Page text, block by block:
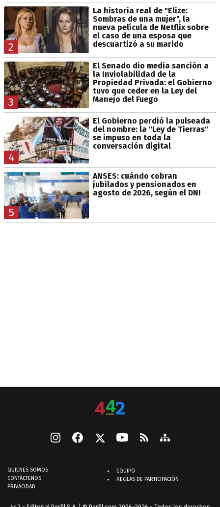
2
La historia real de "Elize:
Sombras de una mujer", la
nueva película de Netflix sobre
el caso de una esposa que
descuartizó a su marido
3
El Senado dio media sanción a
la Inviolabilidad de la
Propiedad Privada: el Gobierno
tuvo que ceder en la Ley del
Manejo del Fuego
4
El Gobierno perdió la pulseada
del nombre: la "Ley de Tierras"
se impuso en toda la
conversación digital
5
ANSES: cuándo cobran
jubilados y pensionados en
agosto de 2026, según el DNI
QUIENES SOMOS
CONTÁCTENOS
PRIVACIDAD
EQUIPO
REGLAS DE PARTICIPACIÓN